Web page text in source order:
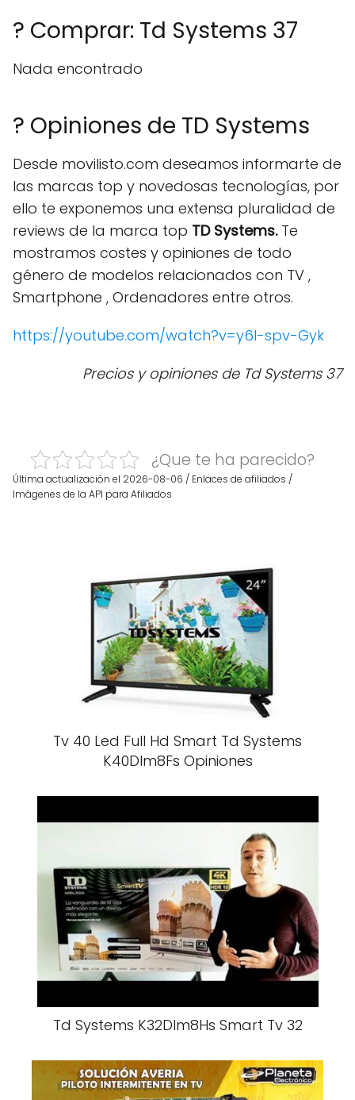
? Comprar: Td Systems 37
Nada encontrado
? Opiniones de TD Systems
Desde movilisto.com deseamos informarte de
las marcas top y novedosas tecnologías, por
ello te exponemos una extensa pluralidad de
reviews de la marca top TD Systems.Te
mostramos costes y opiniones de todo
género de modelos relacionados con TV ,
Smartphone , Ordenadores entre otros.
https://youtube.com/watch?v=y6l-spv-Gyk
Precios y opiniones de Td Systems 37
¿Que te ha parecido?
Última actualización el 2026-08-06 / Enlaces de afiliados /
Imágenes de la API para Afiliados
Tv 40 Led Full Hd Smart Td Systems
K40Dlm8Fs Opiniones
Td Systems K32Dlm8Hs Smart Tv 32